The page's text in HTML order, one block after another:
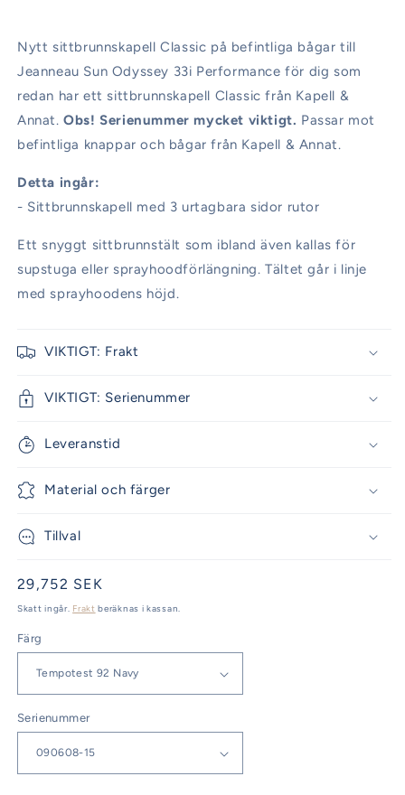
Nytt sittbrunnskapell Classic på befintliga bågar till
Jeanneau Sun Odyssey 33i Performance för dig som
redan har ett sittbrunnskapell Classic från Kapell &
Annat.Obs! Serienummer mycket viktigt. Passar mot
befintliga knappar och bågar från Kapell & Annat.
Detta ingår:
- Sittbrunnskapell med 3 urtagbara sidor rutor
Ett snyggt sittbrunnstält som ibland även kallas för
supstuga eller sprayhoodförlängning. Tältet går i linje
med sprayhoodens höjd.
VIKTIGT: Frakt
VIKTIGT: Serienummer
Leveranstid
Material och färger
Tillval
Ordinarie
pris
29,752 SEK
Skatt ingår. Frakt beräknas i kassan.
Färg
Serienummer